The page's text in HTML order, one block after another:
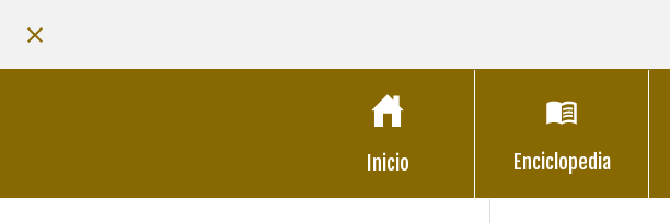
Inicio Enciclopedia